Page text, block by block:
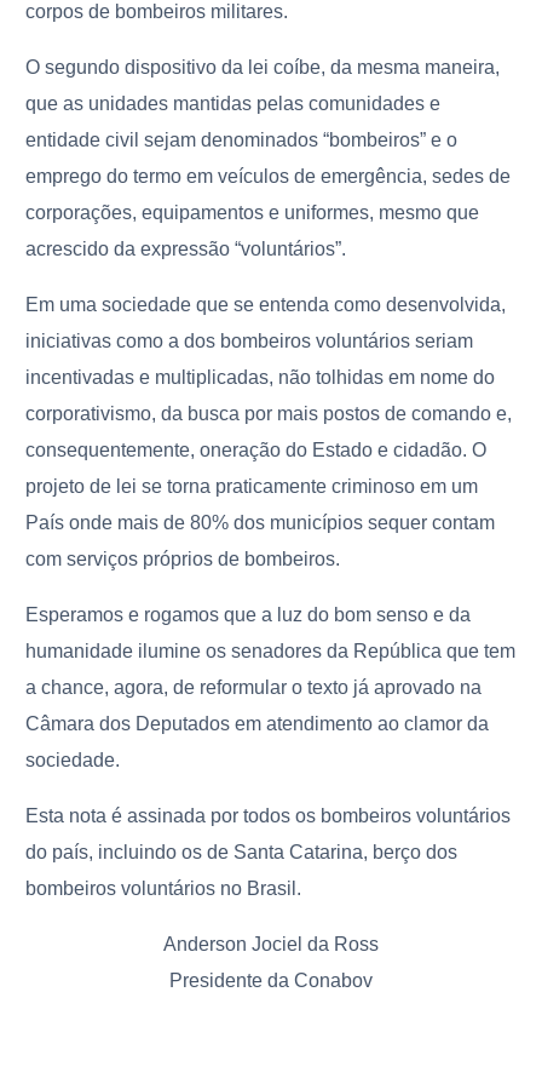
corpos de bombeiros militares.
O segundo dispositivo da lei coíbe, da mesma maneira,
que as unidades mantidas pelas comunidades e
entidade civil sejam denominados “bombeiros” e o
emprego do termo em veículos de emergência, sedes de
corporações, equipamentos e uniformes, mesmo que
acrescido da expressão “voluntários”.
Em uma sociedade que se entenda como desenvolvida,
iniciativas como a dos bombeiros voluntários seriam
incentivadas e multiplicadas, não tolhidas em nome do
corporativismo, da busca por mais postos de comando e,
consequentemente, oneração do Estado e cidadão. O
projeto de lei se torna praticamente criminoso em um
País onde mais de 80% dos municípios sequer contam
com serviços próprios de bombeiros.
Esperamos e rogamos que a luz do bom senso e da
humanidade ilumine os senadores da República que tem
a chance, agora, de reformular o texto já aprovado na
Câmara dos Deputados em atendimento ao clamor da
sociedade.
Esta nota é assinada por todos os bombeiros voluntários
do país, incluindo os de Santa Catarina, berço dos
bombeiros voluntários no Brasil.
Anderson Jociel da Ross
Presidente da Conabov